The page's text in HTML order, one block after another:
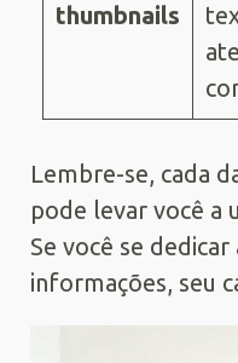
thumbnails
Lembre-se, cada
pode levar você a
Se você se dedicar
informações, seu